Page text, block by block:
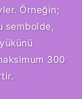
Örneğin;
sembolde,
300